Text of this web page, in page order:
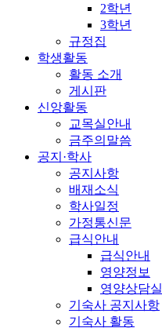
2학년
3학년
규정집
학생활동
활동 소개
게시판
신앙활동
교목실안내
금주의말씀
공지·학사
공지사항
배재소식
학사일정
가정통신문
급식안내
급식안내
영양정보
영양상담실
기숙사 공지사항
기숙사 활동